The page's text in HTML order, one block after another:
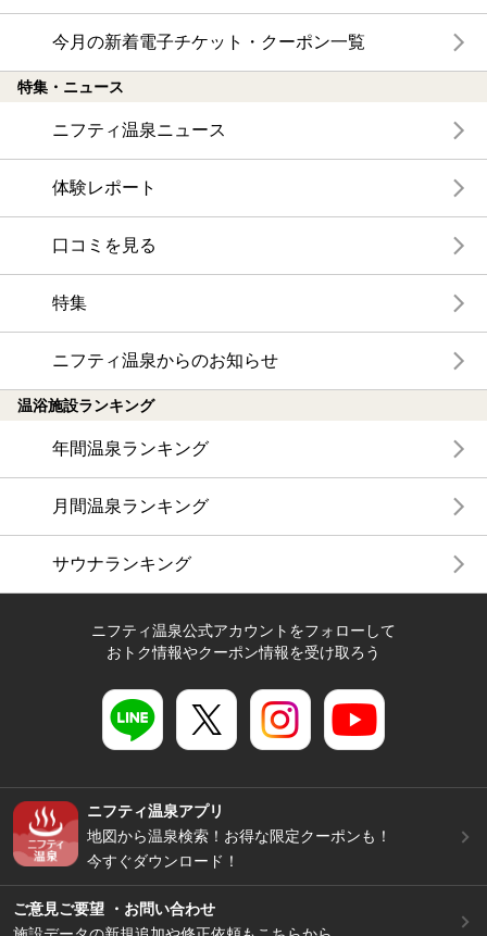
今月の新着電子チケット・クーポン一覧
特集・ニュース
ニフティ温泉ニュース
体験レポート
口コミを見る
特集
ニフティ温泉からのお知らせ
温浴施設ランキング
年間温泉ランキング
月間温泉ランキング
サウナランキング
ニフティ温泉公式アカウントをフォローして
おトク情報やクーポン情報を受け取ろう
ニフティ温泉アプリ
地図から温泉検索！お得な限定クーポンも！
今すぐダウンロード！
ご意見ご要望 ・お問い合わせ